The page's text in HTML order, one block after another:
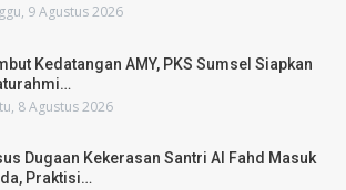
9 Agustus 2026
Kedatangan AMY, PKS Sumsel Siapkan
8 Agustus 2026
Dugaan Kekerasan Santri Al Fahd Masuk
Praktisi…